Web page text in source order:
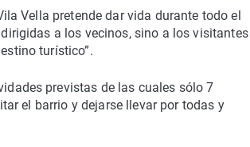
Vella pretende dar vida durante todo el
a los vecinos, sino a los visitantes
turístico”.
previstas de las cuales sólo 7
el barrio y dejarse llevar por todas y